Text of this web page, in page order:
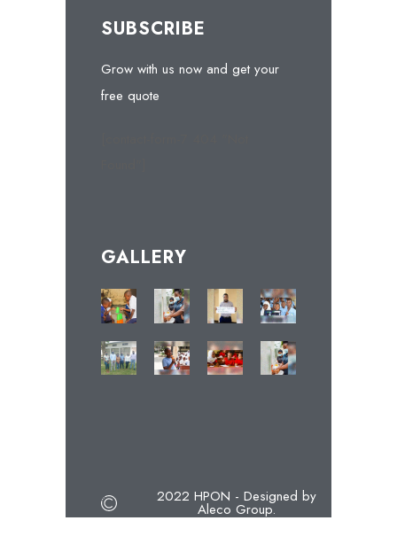
SUBSCRIBE
Grow with us now and get your
free quote
GALLERY
2022 HPON - Designed by
Aleco Group.